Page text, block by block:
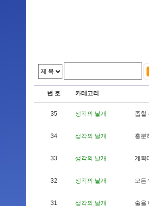
번 호 카테고리
35 생각의 날개 좁힐
34 생각의 날개 흥분
33 생각의 날개 계 획
32 생각의 날개 모든
31 생각의 날개 술을